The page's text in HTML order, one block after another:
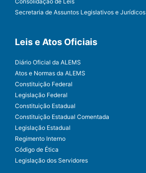
Secretaria de Assuntos Legislativos e Jurídicos
Leis e Atos Oficiais
Diário Oficial da ALEMS
Atos e Normas da ALEMS
Constituição Federal
Legislação Federal
Constituição Estadual
Constituição Estadual Comentada
Legislação Estadual
Regimento Interno
Código de Ética
Legislação dos Servidores